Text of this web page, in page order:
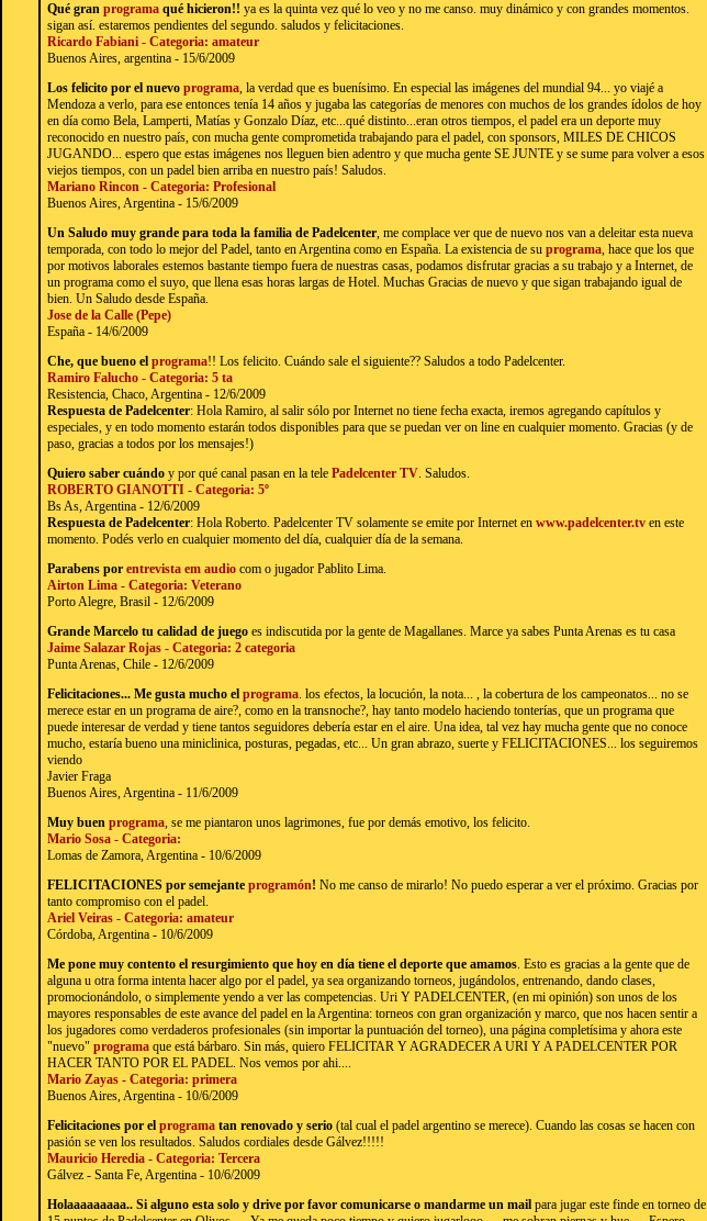
Qué gran programa qué hicieron!! ya es la quinta vez qué lo veo y no me canso. muy dinámico y con grandes momentos.
sigan así. estaremos pendientes del segundo. saludos y felicitaciones.
Ricardo Fabiani - Categoria: amateur
Buenos Aires, argentina - 15/6/2009
Los felicito por el nuevo programa, la verdad que es buenísimo. En especial las imágenes del mundial 94... yo viajé a
Mendoza a verlo, para ese entonces tenía 14 años y jugaba las categorías de menores con muchos de los grandes ídolos de hoy
en día como Bela, Lamperti, Matías y Gonzalo Díaz, etc...qué distinto...eran otros tiempos, el padel era un deporte muy
reconocido en nuestro país, con mucha gente comprometida trabajando para el padel, con sponsors, MILES DE CHICOS
JUGANDO... espero que estas imágenes nos lleguen bien adentro y que mucha gente SE JUNTE y se sume para volver a esos
viejos tiempos, con un padel bien arriba en nuestro país! Saludos.
Mariano Rincon - Categoria: Profesional
Buenos Aires, Argentina - 15/6/2009
Un Saludo muy grande para toda la familia de Padelcenter, me complace ver que de nuevo nos van a deleitar esta nueva
temporada, con todo lo mejor del Padel, tanto en Argentina como en España. La existencia de su programa, hace que los que
por motivos laborales estemos bastante tiempo fuera de nuestras casas, podamos disfrutar gracias a su trabajo y a Internet, de
un programa como el suyo, que llena esas horas largas de Hotel. Muchas Gracias de nuevo y que sigan trabajando igual de
bien. Un Saludo desde España.
Jose de la Calle (Pepe)
España - 14/6/2009
Che, que bueno el programa!! Los felicito. Cuándo sale el siguiente?? Saludos a todo Padelcenter.
Ramiro Falucho - Categoria: 5 ta
Resistencia, Chaco, Argentina - 12/6/2009
Respuesta de Padelcenter: Hola Ramiro, al salir sólo por Internet no tiene fecha exacta, iremos agregando capítulos y
especiales, y en todo momento estarán todos disponibles para que se puedan ver on line en cualquier momento. Gracias (y de
paso, gracias a todos por los mensajes!)
Quiero saber cuándo y por qué canal pasan en la tele Padelcenter TV. Saludos.
ROBERTO GIANOTTI - Categoria: 5º
Bs As, Argentina - 12/6/2009
Respuesta de Padelcenter: Hola Roberto. Padelcenter TV solamente se emite por Internet en www.padelcenter.tv en este
momento. Podés verlo en cualquier momento del día, cualquier día de la semana.
Parabens por entrevista em audio com o jugador Pablito Lima.
Airton Lima - Categoria: Veterano
Porto Alegre, Brasil - 12/6/2009
Grande Marcelo tu calidad de juego es indiscutida por la gente de Magallanes. Marce ya sabes Punta Arenas es tu casa
Jaime Salazar Rojas - Categoria: 2 categoria
Punta Arenas, Chile - 12/6/2009
Felicitaciones... Me gusta mucho el programa. los efectos, la locución, la nota... , la cobertura de los campeonatos... no se
merece estar en un programa de aire?, como en la transnoche?, hay tanto modelo haciendo tonterías, que un programa que
puede interesar de verdad y tiene tantos seguidores debería estar en el aire. Una idea, tal vez hay mucha gente que no conoce
mucho, estaría bueno una miniclinica, posturas, pegadas, etc... Un gran abrazo, suerte y FELICITACIONES... los seguiremos
viendo
Javier Fraga
Buenos Aires, Argentina - 11/6/2009
Muy buen programa, se me piantaron unos lagrimones, fue por demás emotivo, los felicito.
Mario Sosa - Categoria:
Lomas de Zamora, Argentina - 10/6/2009
FELICITACIONES por semejante programón! No me canso de mirarlo! No puedo esperar a ver el próximo. Gracias por
tanto compromiso con el padel.
Ariel Veiras - Categoria: amateur
Córdoba, Argentina - 10/6/2009
Me pone muy contento el resurgimiento que hoy en día tiene el deporte que amamos. Esto es gracias a la gente que de
alguna u otra forma intenta hacer algo por el padel, ya sea organizando torneos, jugándolos, entrenando, dando clases,
promocionándolo, o simplemente yendo a ver las competencias. Uri Y PADELCENTER, (en mi opinión) son unos de los
mayores responsables de este avance del padel en la Argentina: torneos con gran organización y marco, que nos hacen sentir a
los jugadores como verdaderos profesionales (sin importar la puntuación del torneo), una página completísima y ahora este
"nuevo" programa que está bárbaro. Sin más, quiero FELICITAR Y AGRADECER A URI Y A PADELCENTER POR
HACER TANTO POR EL PADEL. Nos vemos por ahi....
Mario Zayas - Categoria: primera
Buenos Aires, Argentina - 10/6/2009
Felicitaciones por el programa tan renovado y serio (tal cual el padel argentino se merece). Cuando las cosas se hacen con
pasión se ven los resultados. Saludos cordiales desde Gálvez!!!!!
Mauricio Heredia - Categoria: Tercera
Gálvez - Santa Fe, Argentina - 10/6/2009
Holaaaaaaaaa.. Si alguno esta solo y drive por favor comunicarse o mandarme un mail para jugar este finde en torneo de